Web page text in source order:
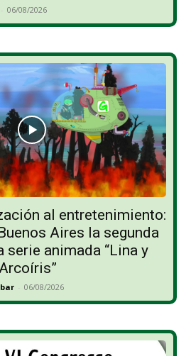
- 06/08/2026
al entretenimiento:
Aires la segunda
serie animada “Lina y
- 06/08/2026